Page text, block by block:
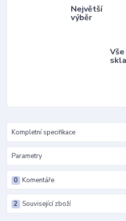
Největší
výběr
Vše
Kompletní specifikace
Parametry
Komentáře
0
Související zboží
2